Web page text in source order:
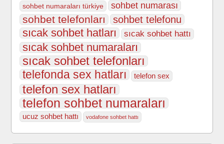
sohbet numaraları türkiye sohbet numarası
sohbet telefonları sohbet telefonu
sıcak sohbet hatları sıcak sohbet hattı
sıcak sohbet numaraları
sıcak sohbet telefonları
telefonda sex hatları
telefon sex
telefon sex hatları
telefon sohbet numaraları
ucuz sohbet hattı vodafone sohbet hattı